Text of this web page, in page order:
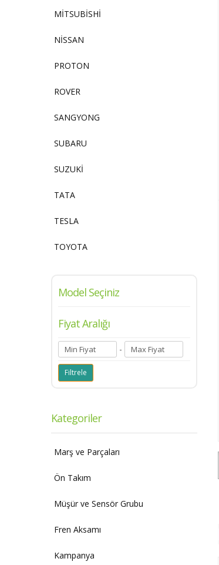
MİTSUBİSHİ
NİSSAN
PROTON
ROVER
SANGYONG
SUBARU
SUZUKİ
TATA
TESLA
TOYOTA
Model Seçiniz
Fiyat Aralığı
-
Kategoriler
Marş ve Parçaları
Ön Takım
Müşür ve Sensör Grubu
Fren Aksamı
Kampanya